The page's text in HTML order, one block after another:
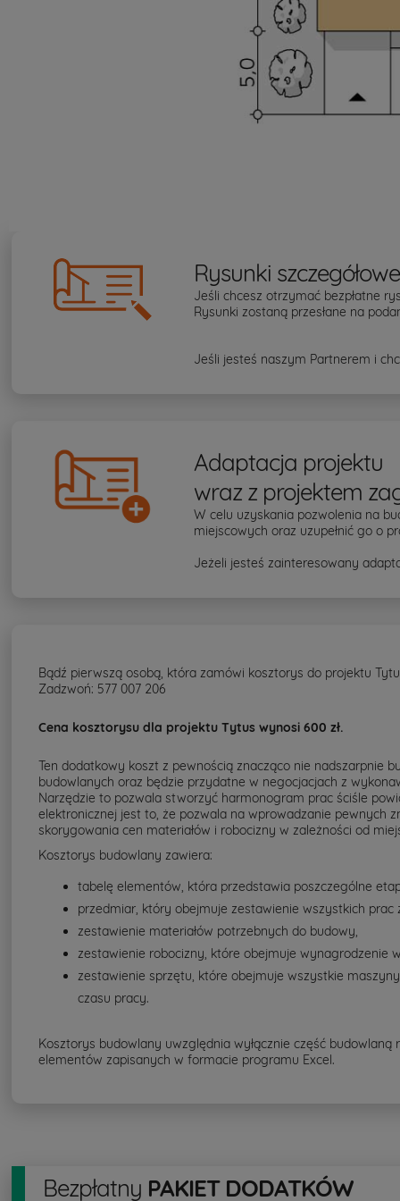
Rysunki szczegółowe
Jeśli chcesz otrzymać bezpłatne
Rysunki zostaną przesłane na
Jeśli jesteś naszym Partnerem i
Adaptacja projektu
wraz z projektem
W celu uzyskania pozwolenia na
miejscowych oraz uzupełnić go o
Jeżeli jesteś zainteresowany
Bądź pierwszą osobą, która zamówi kosztorys do projektu
Zadzwoń: 577 007 206
Cena kosztorysu dla projektu Tytus wynosi 600 zł.
Ten dodatkowy koszt z pewnością znacząco nie nadszarpnie
budowlanych oraz będzie przydatne w negocjacjach z
Narzędzie to pozwala stworzyć harmonogram prac ściśle
elektronicznej jest to, że pozwala na wprowadzanie pewnych
skorygowania cen materiałów i robocizny w zależności od
Kosztorys budowlany zawiera:
tabelę elementów, która przedstawia poszczególne
przedmiar, który obejmuje zestawienie wszystkich
zestawienie materiałów potrzebnych do budowy,
zestawienie robocizny, które obejmuje wynagrodzenie
zestawienie sprzętu, które obejmuje wszystkie
czasu pracy.
Kosztorys budowlany uwzględnia wyłącznie część
elementów zapisanych w formacie programu Excel.
Bezpłatny PAKIET DODATKÓW